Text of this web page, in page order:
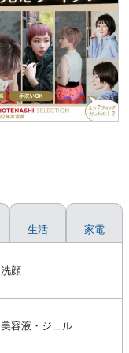
洗顔
美容液・ジェル
生活 家電